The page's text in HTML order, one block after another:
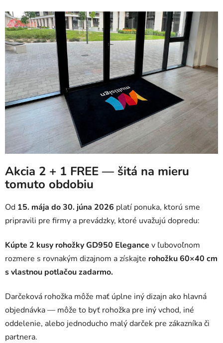
Akcia 2 + 1 FREE — šitá na mieru
tomuto obdobiu
Od 15. mája do 30. júna 2026 platí ponuka, ktorú sme
pripravili pre firmy a prevádzky, ktoré uvažujú dopredu:
Kúpte 2 kusy rohožky GD950 Elegance v ľubovoľnom
rozmere s rovnakým dizajnom a získajte rohožku 60×40 cm
s vlastnou potlačou zadarmo.
Darčeková rohožka môže mať úplne iný dizajn ako hlavná
objednávka — môže to byť rohožka pre iný vchod, iné
oddelenie, alebo jednoducho malý darček pre zákazníka či
partnera.